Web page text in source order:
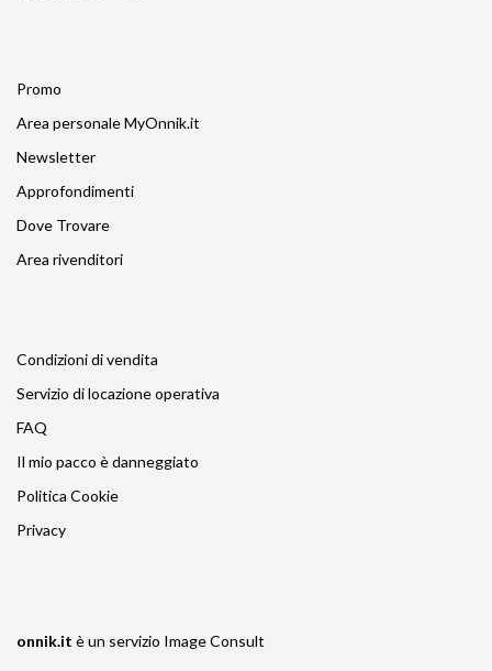
Promo
Area personale MyOnnik.it
Newsletter
Approfondimenti
Dove Trovare
Area rivenditori
Condizioni di vendita
Servizio di locazione operativa
FAQ
Il mio pacco è danneggiato
Politica Cookie
Privacy
onnik.it è un servizio Image Consult